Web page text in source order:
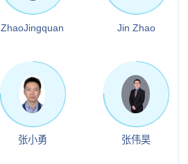
ZhaoJingquan Jin Zhao
张小勇 张伟昊